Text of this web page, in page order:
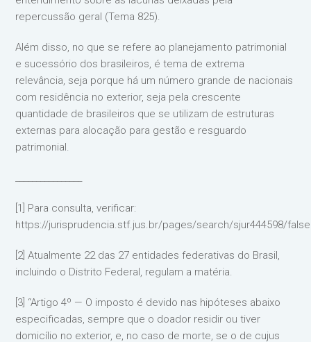
repercussão geral (Tema 825).
Além disso, no que se refere ao planejamento patrimonial
e sucessório dos brasileiros, é tema de extrema
relevância, seja porque há um número grande de nacionais
com residência no exterior, seja pela crescente
quantidade de brasileiros que se utilizam de estruturas
externas para alocação para gestão e resguardo
patrimonial.
[1] Para consulta, verificar:
https://jurisprudencia.stf.jus.br/pages/search/sjur444598/false
[2] Atualmente 22 das 27 entidades federativas do Brasil,
incluindo o Distrito Federal, regulam a matéria.
[3] “Artigo 4º — O imposto é devido nas hipóteses abaixo
especificadas, sempre que o doador residir ou tiver
domicílio no exterior, e, no caso de morte, se o de cujus